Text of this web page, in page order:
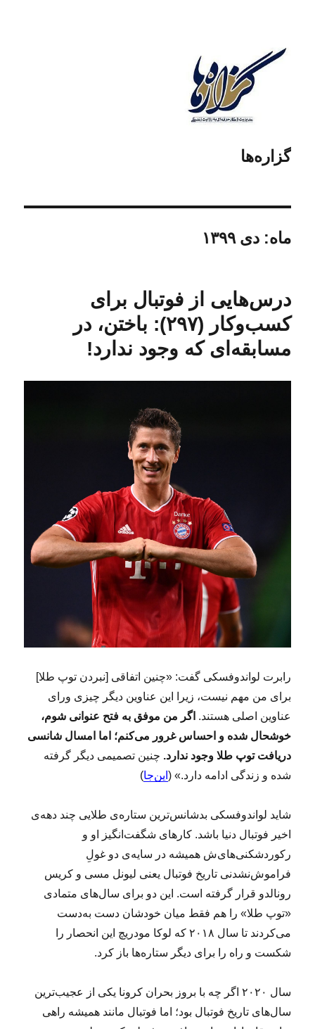
گزاره‌ها
ماه:دی ۱۳۹۹
درس‌هایی از فوتبال برای
کسب‌و‌کار (۲۹۷): باختن، در
مسابقه‌ای که وجود ندارد!
رابرت لواندوفسکی گفت: «چنین اتفاقی [نبردن توپ طلا]
برای من مهم نیست، زیرا این عناوین دیگر چیزی ورای
عناوین اصلی هستند. اگر من موفق به فتح عنوانی شوم،
خوشحال شده و احساس غرور می‌کنم؛ اما امسال شانسی
دریافت توپ طلا وجود ندارد. چنین تصمیمی دیگر گرفته
شده و زندگی ادامه دارد.» ( این‌جا)
شاید لواندوفسکی بدشانس‌ترین ستاره‌ی طلایی چند دهه‌ی
اخیر فوتبال دنیا باشد. کارهای شگفت‌انگیز او و
رکوردشکنی‌های‌ش همیشه در سایه‌ی دو غولِ
فراموش‌نشدنی تاریخ فوتبال یعنی لیونل مسی و کریس
رونالدو قرار گرفته است. این دو برای سال‌های متمادی
«توپ طلا» را هم فقط میان خودشان دست به‌دست
می‌کردند تا سال ۲۰۱۸ که لوکا مودریچ این انحصار را
شکست و راه را برای دیگر ستاره‌ها باز کرد.
سال ۲۰۲۰ اگر چه با بروز بحران کرونا یکی از عجیب‌ترین
سال‌های تاریخ فوتبال بود؛ اما فوتبال مانند همیشه راهی